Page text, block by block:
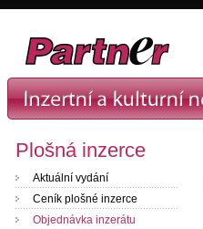
Plošná inzerce
Aktuální vydání
Ceník plošné inzerce
Objednávka inzerátu